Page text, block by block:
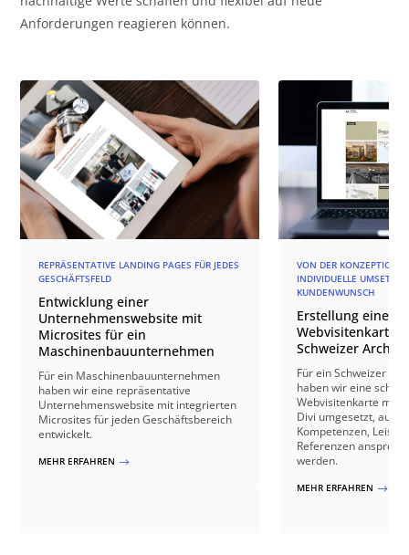
Anforderungen reagieren können.
REPRÄSENTATIVE LANDING PAGES FÜR JEDES
GESCHÄFTSFELD
Entwicklung einer
Unternehmenswebsite mit
Microsites für ein
Maschinenbauunternehmen
Für ein Maschinenbauunternehmen
haben wir eine repräsentative
Unternehmenswebsite mit integrierten
Microsites für jeden Geschäftsbereich
entwickelt.
MEHR ERFAHREN $
VON DER KONZEPTION
INDIVIDUELLE
KUNDENWUNSCH
Erstellung einer
Webvisitenkarte
Schweizer
Für ein Schweizer
haben wir eine
Webvisitenkarte mit
Divi umgesetzt, auf
Kompetenzen,
Referenzen
werden.
MEHR ERFAHREN $